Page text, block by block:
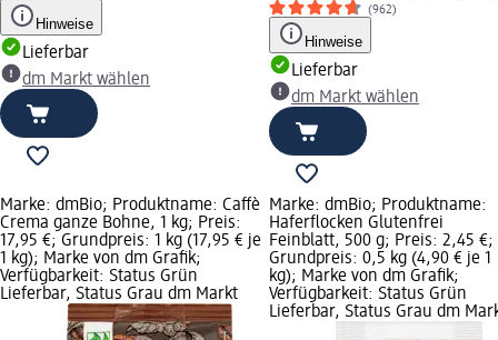
Hinweise
Lieferbar
dm Markt wählen
(962)
Hinweise
Lieferbar
dm Markt wählen
Marke: dmBio; Produktname: Caffè
Crema ganze Bohne, 1 kg; Preis:
17,95 €; Grundpreis: 1 kg (17,95 € je
1 kg); Marke von dm Grafik;
Verfügbarkeit: Status Grün
Lieferbar, Status Grau dm Markt
Marke: dmBio; Produktname:
Haferflocken Glutenfrei
Feinblatt, 500 g; Preis: 2,45 €;
Grundpreis: 0,5 kg (4,90 € je 1
kg); Marke von dm Grafik;
Verfügbarkeit: Status Grün
Lieferbar, Status Grau dm